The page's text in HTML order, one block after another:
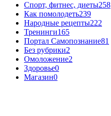
Спорт, фитнес, диеты258
Как помолодеть239
Народные рецепты222
Тренинги165
Портал Самопознание81
Без рубрики2
Омоложение2
Здоровье0
Магазин0